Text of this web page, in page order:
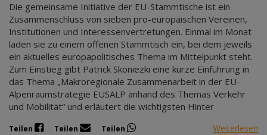
Die gemeinsame Initiative der EU-Stammtische ist ein
Zusammenschluss von sieben pro-europäischen Vereinen,
Institutionen und Interessenvertretungen. Einmal im Monat
laden sie zu einem offenen Stammtisch ein, bei dem jeweils
ein aktuelles europapolitisches Thema im Mittelpunkt steht.
Zum Einstieg gibt Patrick Skoniezki eine kurze Einführung in
das Thema „Makroregionale Zusammenarbeit in der EU-
Alpenraumstrategie EUSALP anhand des Themas Verkehr
und Mobilität“ und erläutert die wichtigsten Hinter
Teilen Teilen Teilen Weiterlesen